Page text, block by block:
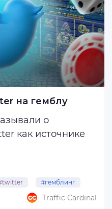
на гемблу
о
как источнике
пользователей
нахождения в
#гемблинг
Traffic Cardinal